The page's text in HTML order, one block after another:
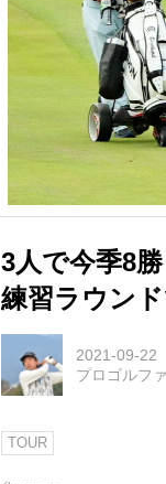
3人で今季8
練習ラウン
2021-09-22
プロゴルフ
TOUR